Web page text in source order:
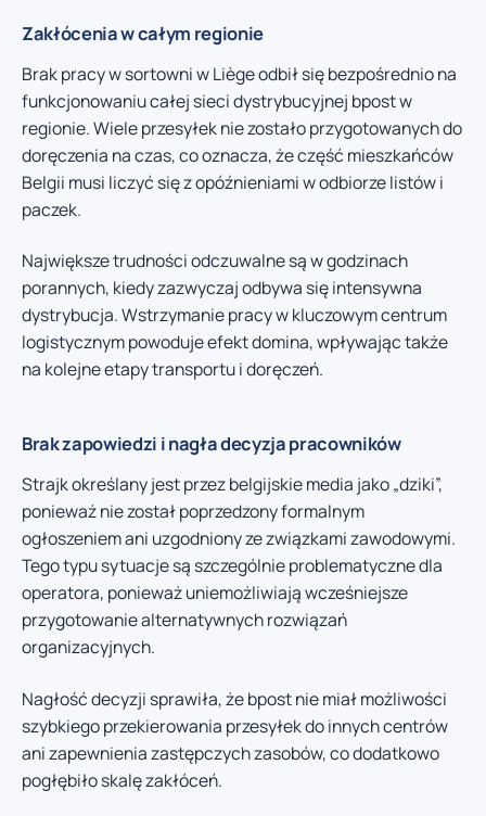
Zakłócenia w całym regionie
Brak pracy w sortowni w Liège odbił się bezpośrednio na
funkcjonowaniu całej sieci dystrybucyjnej bpost w
regionie. Wiele przesyłek nie zostało przygotowanych do
doręczenia na czas, co oznacza, że część mieszkańców
Belgii musi liczyć się z opóźnieniami w odbiorze listów i
paczek.
Największe trudności odczuwalne są w godzinach
porannych, kiedy zazwyczaj odbywa się intensywna
dystrybucja. Wstrzymanie pracy w kluczowym centrum
logistycznym powoduje efekt domina, wpływając także
na kolejne etapy transportu i doręczeń.
Brak zapowiedzi i nagła decyzja pracowników
Strajk określany jest przez belgijskie media jako „dziki”,
ponieważ nie został poprzedzony formalnym
ogłoszeniem ani uzgodniony ze związkami zawodowymi.
Tego typu sytuacje są szczególnie problematyczne dla
operatora, ponieważ uniemożliwiają wcześniejsze
przygotowanie alternatywnych rozwiązań
organizacyjnych.
Nagłość decyzji sprawiła, że bpost nie miał możliwości
szybkiego przekierowania przesyłek do innych centrów
ani zapewnienia zastępczych zasobów, co dodatkowo
pogłębiło skalę zakłóceń.